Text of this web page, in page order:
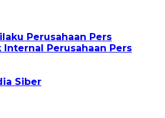
Perusahaan Pers
Internal Perusahaan Pers
Siber